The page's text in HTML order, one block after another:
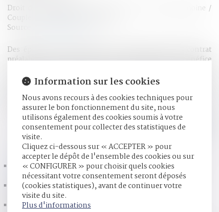
Droit de la famille, des personnes et de leur patrimoine /
Couples et régime matrimoniaux
Source :
Des époux se sont mariés le 17 juillet 1970, sans contrat
préalable. Le 13 juin 2007, le mari, revendiquant le bénéfice
une SARL, dont son épouse était la gérante, son intention
d'être personnellement associé à hauteur de la moitié des
parts sociales correspondant à l'apport que cette dernière
avait effectué...Lire la suite
HISTORIQUE
Revendication de la qualité d’associé par un époux
commun en biens
De la comparution du détenu lors du recours contre
l’indignité des conditions de sa détention
Transmission patrimoniale au sein d’une famille
Information sur les cookies
Nous avons recours à des cookies techniques pour
assurer le bon fonctionnement du site, nous
utilisons également des cookies soumis à votre
consentement pour collecter des statistiques de
visite.
Cliquez ci-dessous sur « ACCEPTER » pour
accepter le dépôt de l'ensemble des cookies ou sur
« CONFIGURER » pour choisir quels cookies
nécessitant votre consentement seront déposés
(cookies statistiques), avant de continuer votre
visite du site.
Plus d'informations